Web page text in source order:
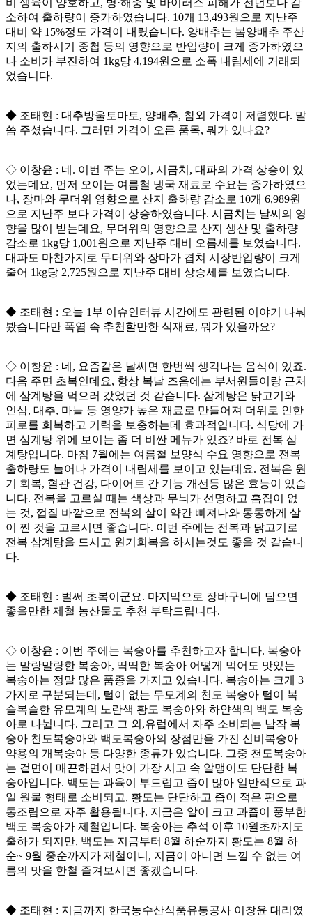
비 생육이 양호하고, 병·해충 및 바이러스 피해가 전년보다 감
소하여 출하량이 증가하였습니다. 10개 13,493원으로 지난주
대비 약 15%정도 가격이 내렸습니다. 양배추는 봄양배추 주산
지의 출하시기 중첩 등의 영향으로 반입량이 크게 증가하였으
나 소비가 부진하여 1kg당 4,194원으로 소폭 내림세에 거래되
었습니다.
◆ 조태현 : 대추방울토마토, 양배추, 참외 가격이 저렴했다. 말
씀 주셨습니다. 그러면 가격이 오른 품목, 뭐가 있나요?
◇ 이창윤 : 네. 이번 주는 오이, 시금치, 대파의 가격 상승이 있
었는데요, 먼저 오이는 여름철 냉국 재료로 수요는 증가하였으
나, 장마와 무더위 영향으로 산지 출하량 감소로 10개 6,989원
으로 지난주 보다 가격이 상승하였습니다. 시금치는 날씨의 영
향을 많이 받는데요, 무더위의 영향으로 산지 생산 및 출하량
감소로 1kg당 1,001원으로 지난주 대비 오름세를 보였습니다.
대파도 마찬가지로 무더위와 장마가 겹쳐 시장반입량이 크게
줄어 1kg당 2,725원으로 지난주 대비 상승세를 보였습니다.
◆ 조태현 : 오늘 1부 이슈인터뷰 시간에도 관련된 이야기 나눠
봤습니다만 폭염 속 추천할만한 식재료, 뭐가 있을까요?
◇ 이창윤 : 네, 요즘같은 날씨면 한번씩 생각나는 음식이 있죠.
다음 주면 초복인데요, 항상 복날 즈음에는 부서원들이랑 근처
에 삼계탕을 먹으러 갔었던 것 같습니다. 삼계탕은 닭고기와
인삼, 대추, 마늘 등 영양가 높은 재료로 만들어져 더위로 인한
피로를 회복하고 기력을 보충하는데 효과적입니다. 식당에 가
면 삼계탕 위에 보이는 좀 더 비싼 메뉴가 있죠? 바로 전복 삼
계탕입니다. 마침 7월에는 여름철 보양식 수요 영향으로 전복
출하량도 늘어나 가격이 내림세를 보이고 있는데요. 전복은 원
기 회복, 혈관 건강, 다이어트 간 기능 개선등 많은 효능이 있습
니다. 전복을 고르실 때는 색상과 무늬가 선명하고 흠집이 없
는 것, 껍질 바깥으로 전복의 살이 약간 삐져나와 통통하게 살
이 찐 것을 고르시면 좋습니다. 이번 주에는 전복과 닭고기로
전복 삼계탕을 드시고 원기회복을 하시는것도 좋을 것 같습니
다.
◆ 조태현 : 벌써 초복이군요. 마지막으로 장바구니에 담으면
좋을만한 제철 농산물도 추천 부탁드립니다.
◇ 이창윤 : 이번 주에는 복숭아를 추천하고자 합니다. 복숭아
는 말랑말랑한 복숭아, 딱딱한 복숭아 어떻게 먹어도 맛있는
복숭아는 정말 많은 품종을 가지고 있습니다. 복숭아는 크게 3
가지로 구분되는데, 털이 없는 무모계의 천도 복숭아 털이 복
슬복슬한 유모계의 노란색 황도 복숭아와 하얀색의 백도 복숭
아로 나뉩니다. 그리고 그 외,유럽에서 자주 소비되는 납작 복
숭아 천도복숭아와 백도복숭아의 장점만을 가진 신비복숭아
약용의 개복숭아 등 다양한 종류가 있습니다. 그중 천도복숭아
는 겉면이 매끈하면서 맛이 가장 시고 속 알맹이도 단단한 복
숭아입니다. 백도는 과육이 부드럽고 즙이 많아 일반적으로 과
일 원물 형태로 소비되고, 황도는 단단하고 즙이 적은 편으로
통조림으로 자주 활용됩니다. 지금은 알이 크고 과즙이 풍부한
백도 복숭아가 제철입니다. 복숭아는 추석 이후 10월초까지도
출하가 되지만, 백도는 지금부터 8월 하순까지 황도는 8월 하
순~ 9월 중순까지가 제철이니, 지금이 아니면 느낄 수 없는 여
름의 맛을 한철 즐겨보시면 좋겠습니다.
◆ 조태현 : 지금까지 한국농수산식품유통공사 이창윤 대리였